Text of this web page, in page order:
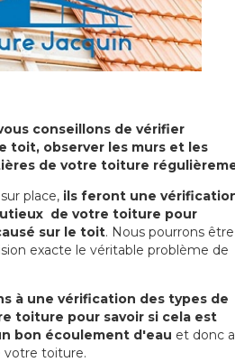
conseillons de vérifier
toit, observer les murs et les
de votre toiture
place, ils feront une
de votre toiture pour
sur le toit. Nous pourrons
exacte le véritable problème de
à une vérification des types de
toiture pour savoir si cela est
bon écoulement d'eau et donc
votre toiture.